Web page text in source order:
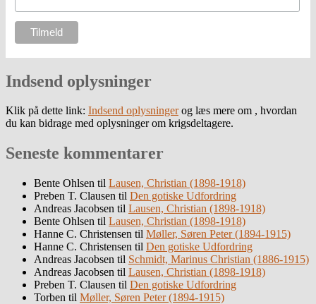
Indsend oplysninger
Klik på dette link: Indsend oplysningerog læs mere om , hvordan
du kan bidrage med oplysninger om krigsdeltagere.
Seneste kommentarer
Bente Ohlsen til Lausen, Christian (1898-1918)
Preben T. Clausen til Den gotiske Udfordring
Andreas Jacobsen til Lausen, Christian (1898-1918)
Bente Ohlsen til Lausen, Christian (1898-1918)
Hanne C. Christensen til Møller, Søren Peter (1894-1915)
Hanne C. Christensen til Den gotiske Udfordring
Andreas Jacobsen til Schmidt, Marinus Christian (1886-1915)
Andreas Jacobsen til Lausen, Christian (1898-1918)
Preben T. Clausen til Den gotiske Udfordring
Torben til Møller, Søren Peter (1894-1915)